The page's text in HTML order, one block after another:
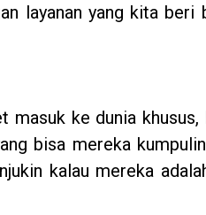
layanan yang kita beri
ke dunia khusus,
bisa mereka
kalau mereka